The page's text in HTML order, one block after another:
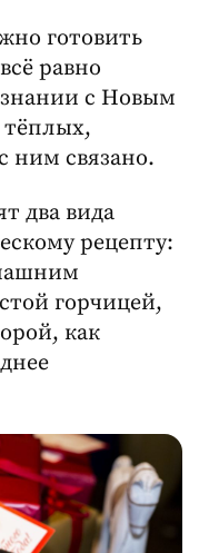
готовить
равно
с Новым
ним связано.
два вида
рецепту:
горчицей,
как